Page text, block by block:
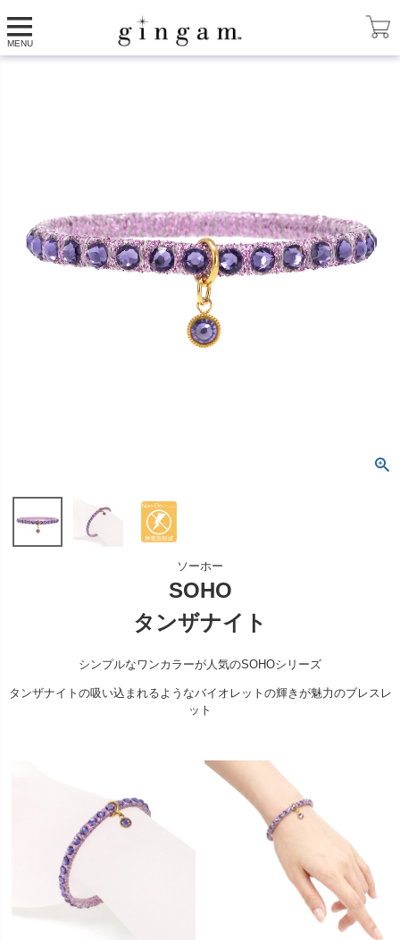
MENU
HOME SOHO タンザナイト
ソーホー
SOHO
タンザナイト
シンプルなワンカラーが人気のSOHOシリーズ
タンザナイトの吸い込まれるようなバイオレットの輝きが魅力のブレスレ
ット